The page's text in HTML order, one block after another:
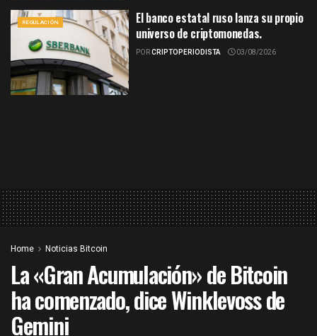
REGULACIÓN
El banco estatal ruso lanza su propio
universo de criptomonedas.
PORCRIPTOPERIODISTA 03/08/2026
Home Noticias Bitcoin
La «Gran Acumulación» de Bitcoin
ha comenzado, dice Winklevoss de
Gemini